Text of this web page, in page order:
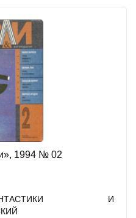
1994 № 02
И